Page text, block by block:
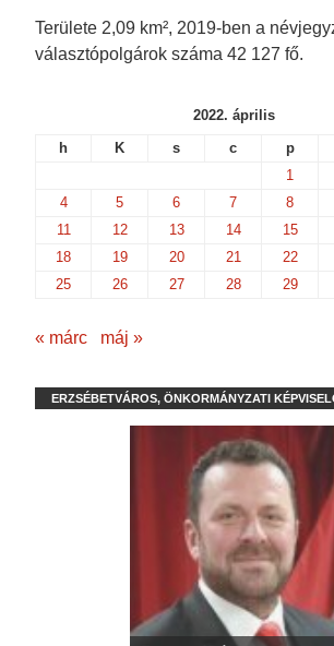
o
w
)
w
)
)
Területe 2,09 km², 2019-ben a
választópolgárok száma 42 127 fő.
2022. április
h
K s c p
1
4
5 6 7 8
11
12 13 14 15
18
19 20 21 22
25
26 27 28 29
« márc máj »
ERZSÉBETVÁROS, ÖNKORMÁNYZATI